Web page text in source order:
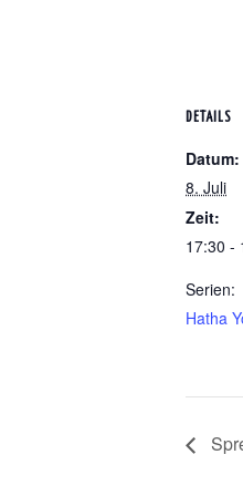
DETAILS
Datum:
8. Juli
Zeit:
17:30 -
Serien:
Hatha